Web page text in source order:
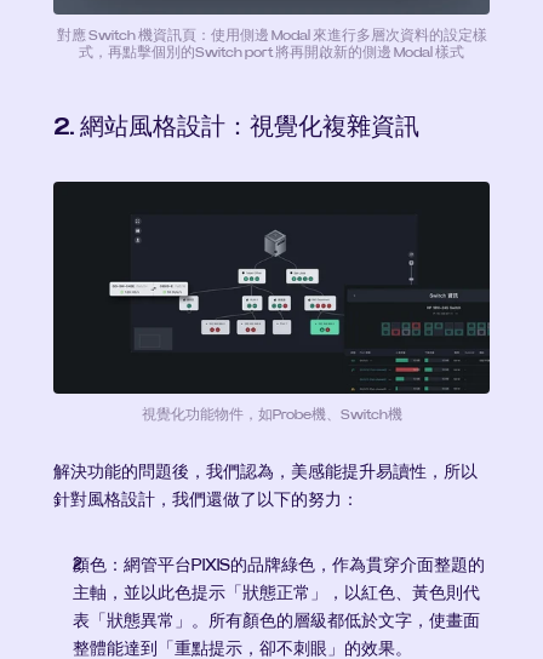
對應 Switch 機資訊頁：使用側邊 Modal 來進行多層次資料的設定樣
式，再點擊個別的Switch port 將再開啟新的側邊 Modal 樣式
2. 網站風格設計：視覺化複雜資訊
視覺化功能物件，如Probe機、Switch機
解決功能的問題後，我們認為，美感能提升易讀性，所以
針對風格設計，我們還做了以下的努力：
顏色： 網管平台PIXIS的品牌綠色，作為貫穿介面整題的
主軸，並以此色提示「狀態正常」，以紅色、黃色則代
表「狀態異常」。所有顏色的層級都低於文字，使畫面
整體能達到「重點提示，卻不刺眼」的效果。